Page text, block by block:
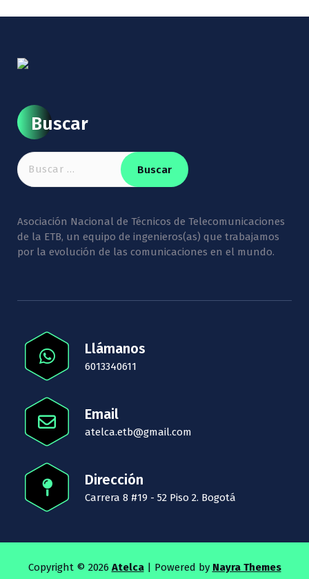
Buscar
Buscar:
Asociación Nacional de Técnicos de Telecomunicaciones
de la ETB, un equipo de ingenieros(as) que trabajamos
por la evolución de las comunicaciones en el mundo.
Llámanos
6013340611
Email
atelca.etb@gmail.com
Dirección
Carrera 8 #19 - 52 Piso 2. Bogotá
Copyright © 2026 Atelca| Powered by Nayra Themes